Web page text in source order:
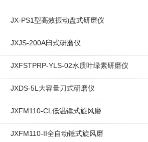
JX-PS1型高效振动盘式研磨仪
JXJS-200A臼式研磨仪
JXFSTPRP-YLS-02水质叶绿素研磨仪
JXDS-5L大容量刀式研磨仪
JXFM110-CL低温锤式旋风磨
JXFM110-II全自动锤式旋风磨